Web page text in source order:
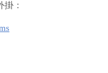
掛：